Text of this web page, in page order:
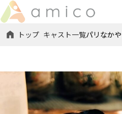
トップ キャスト一覧パリなか